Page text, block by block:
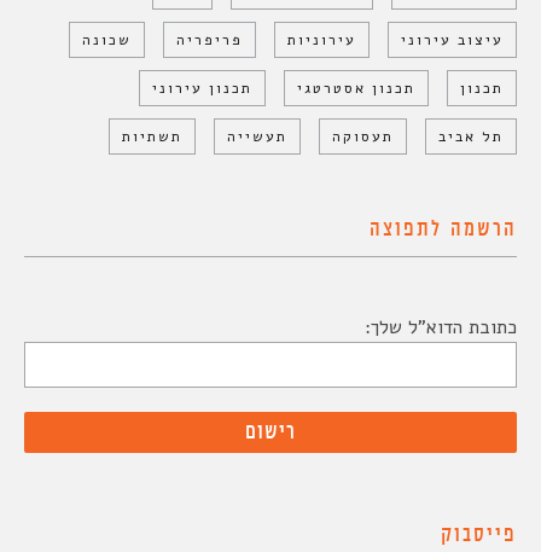
עיצוב עירוני עירוניות פריפריה שכונה
תכנון תכנון אסטרטגי תכנון עירוני
תל אביב תעסוקה תעשייה תשתיות
הרשמה לתפוצה
כתובת הדוא"ל שלך:
פייסבוק